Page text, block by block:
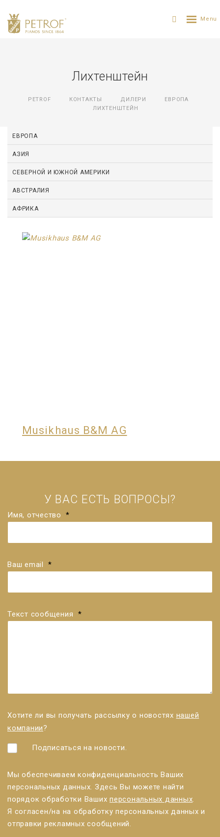
Лихтенштейн
PETROF КОНТАКТЫ ДИЛЕРИ
ЕВРОПА
ЛИХТЕНШТЕЙН
ЕВРОПА
АЗИЯ
СЕВЕРНОЙ И ЮЖНОЙ АМЕРИКИ
АВСТРАЛИЯ
АФРИКА
Musikhaus B&M AG
У ВАС ЕСТЬ ВОПРОСЫ?
Имя, отчество *
Ваш email *
Текст сообщения *
Хотите ли вы получать рассылку о новостях нашей
компании?
Подписаться на новости.
Мы обеспечиваем конфиденциальность Ваших
персональных данных. Здесь Вы можете найти
порядок обработки Ваших персональных данных.
Я согласен/нa на обработку персональных данных и
отправки рекламных сообщений.